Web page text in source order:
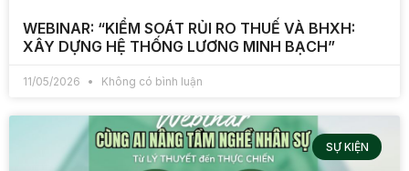
WEBINAR: “KIỂM SOÁT RỦI RO THUẾ VÀ BHXH:
XÂY DỰNG HỆ THỐNG LƯƠNG MINH BẠCH”
11/05/2026 Không có bình luận
SỰ KIỆN